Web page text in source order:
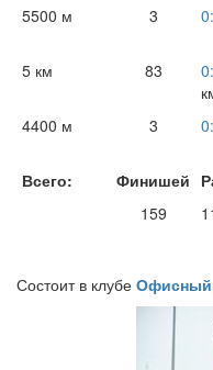
5500 м
3
5 км
83
4400 м
3
Всего:
Финишей
159
Состоит в клубе Офисный